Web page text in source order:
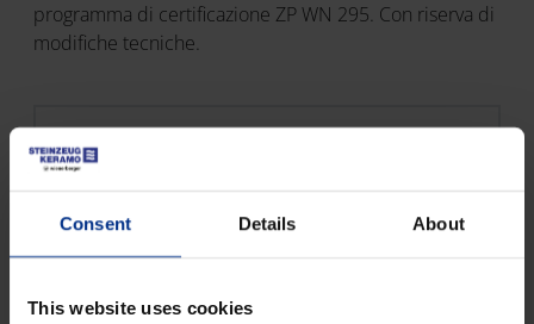
Consent Details About
This website uses cookies
programma di certificazione ZP WN 295. Con riserva di
modifiche tecniche.
PDF 19 MB
Scheda tecnica tappi